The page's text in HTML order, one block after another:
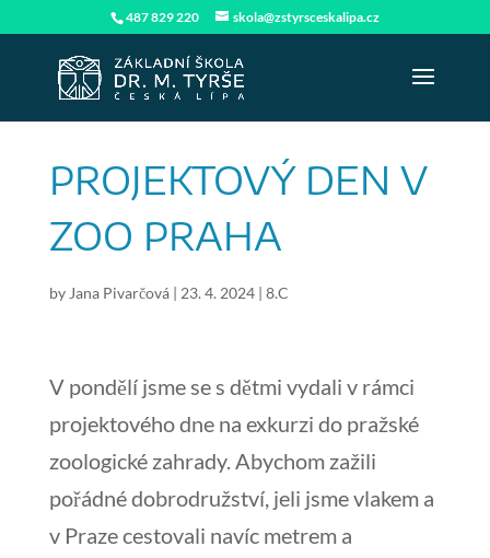
487 829 220 skola@zstyrsceskalipa.cz
PROJEKTOVÝ DEN V
ZOO PRAHA
by Jana Pivarčová| 23. 4. 2024| 8.C
V pondělí jsme se s dětmi vydali v rámci
projektového dne na exkurzi do pražské
zoologické zahrady. Abychom zažili
pořádné dobrodružství, jeli jsme vlakem a
v Praze cestovali navíc metrem a